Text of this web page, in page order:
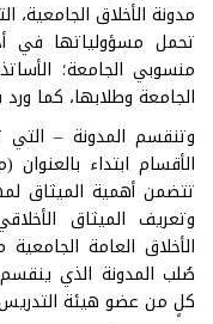
مدونة الأخلاق
تحمل مسؤولياتها في
منسوبي الجامعة؛
الجامعة وطلابها، كما
وتنقسم المدونة –
الأقسام ابتداء
تتضمن أهمية الميثاق
وتعريف الميثاق
الأخلاق العامة
صُلب المدونة الذي
كلٍ من عضو هيئة التدريس